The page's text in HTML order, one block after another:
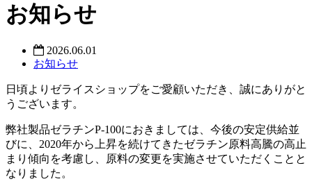
お知らせ
2026.06.01
お知らせ
日頃よりゼライスショップをご愛顧いただき、誠にありがと
うございます。
弊社製品ゼラチンP-100におきましては、今後の安定供給並
びに、2020年から上昇を続けてきたゼラチン原料高騰の高止
まり傾向を考慮し、原料の変更を実施させていただくことと
なりました。